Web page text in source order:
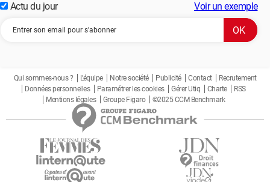
Actu du jour Voir un exemple
Qui sommes-nous ? L'équipe Notre société Publicité Contact
Recrutement
Données personnelles
Paramétrer les cookies Gérer Utiq Charte
RSS
Mentions légales
Groupe Figaro ©2025 CCM Benchmark